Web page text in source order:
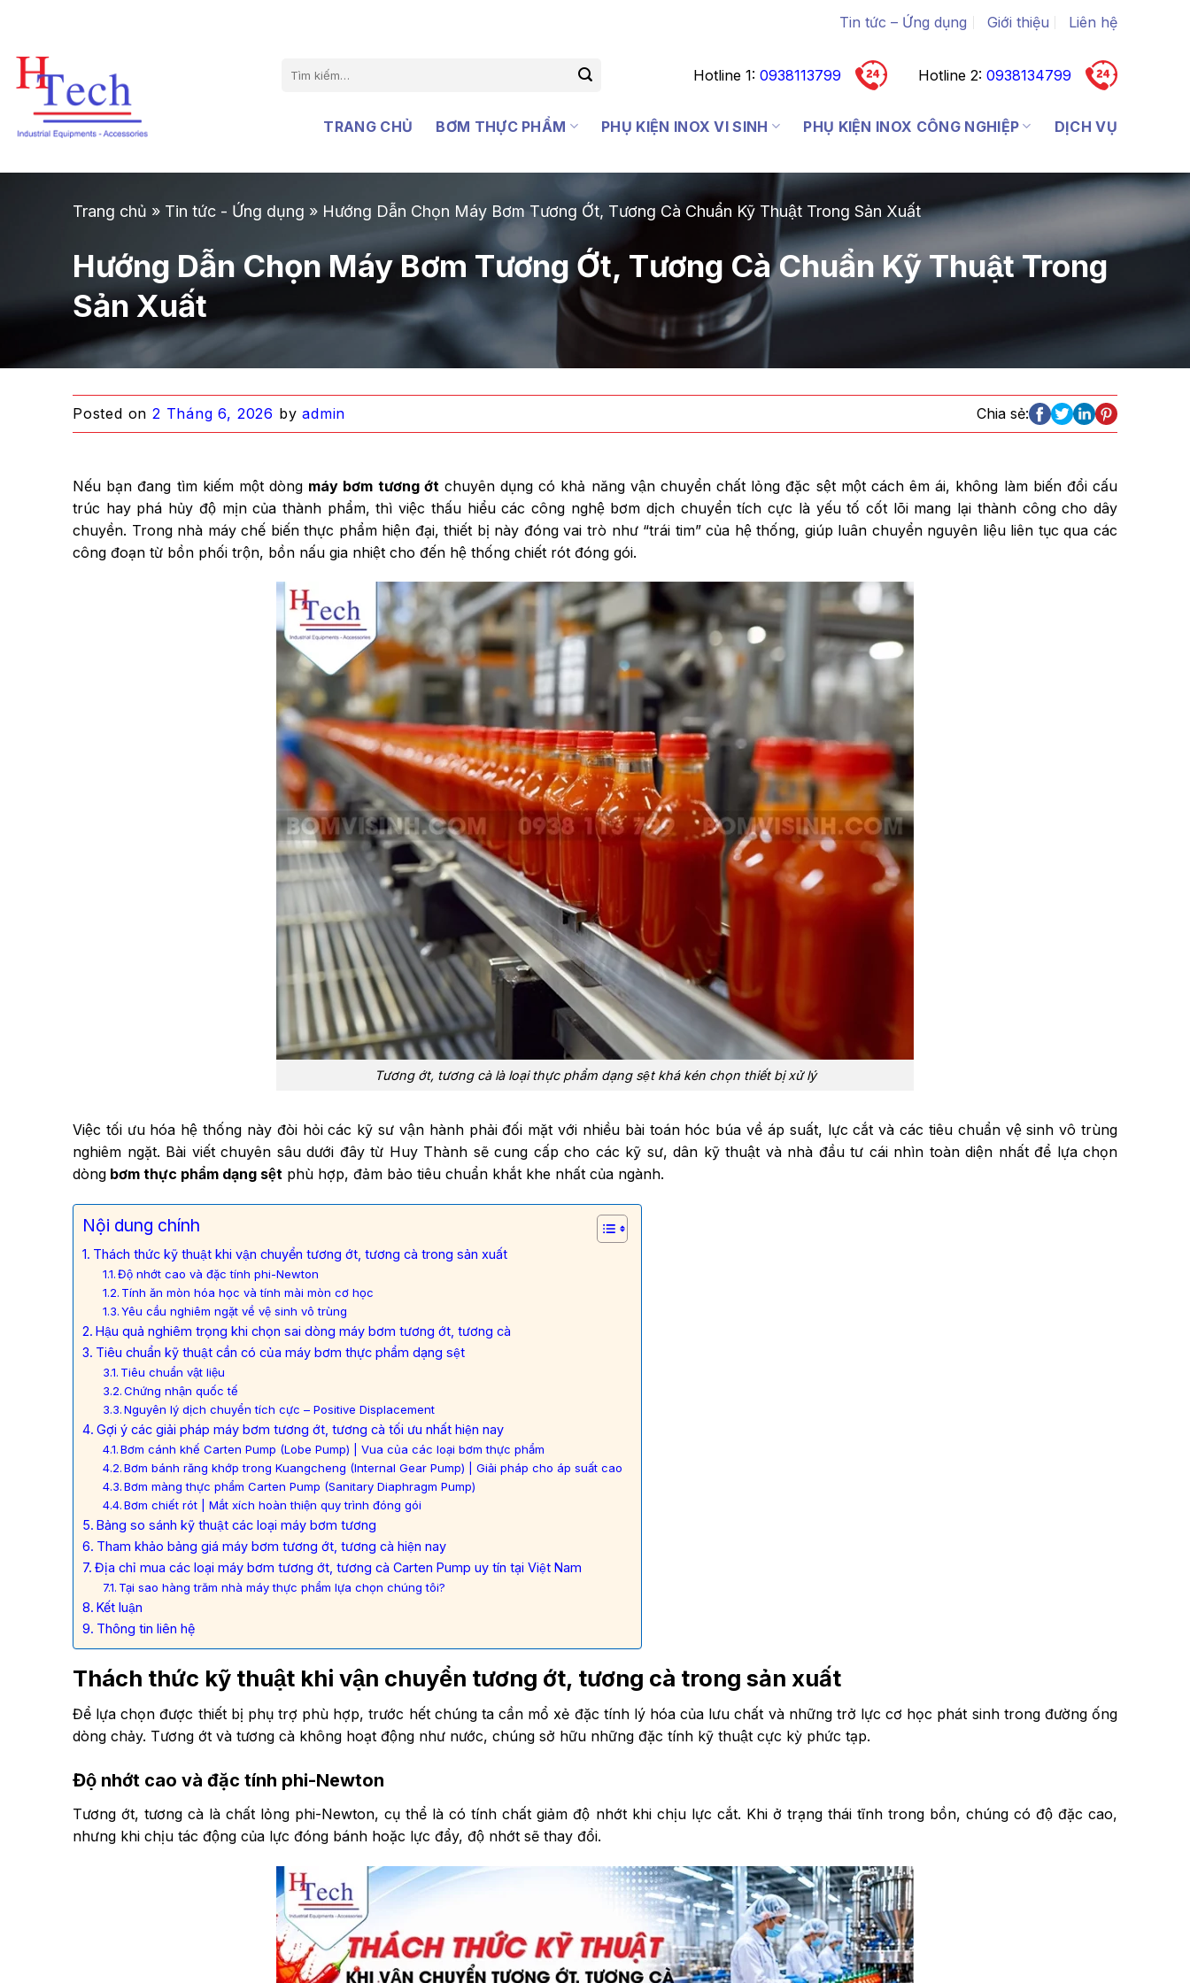
nội
dung
Tin tức – Ứng dụng Giới thiệu Liên hệ
kiếm:
Hotline 1:0938113799 Hotline 2: 0938134799
TRANG CHỦ BƠM THỰC PHẨM PHỤ KIỆN INOX VI SINH PHỤ KIỆN INOX CÔNG NGHIỆP DỊCH VỤ
Trang chủ » Tin tức - Ứng dụng » Hướng Dẫn Chọn Máy Bơm Tương Ớt, Tương Cà Chuẩn Kỹ Thuật Trong Sản Xuất
Hướng Dẫn Chọn Máy Bơm Tương Ớt, Tương Cà Chuẩn Kỹ Thuật Trong
Sản Xuất
Posted on2 Tháng 6, 2026 byadmin Chia sẻ:
Nếu bạn đang tìm kiếm một dòng máy bơm tương ớt chuyên dụng có khả năng vận chuyển chất lỏng đặc sệt một cách êm ái, không làm biến đổi cấu
trúc hay phá hủy độ mịn của thành phẩm, thì việc thấu hiểu các công nghệ bơm dịch chuyển tích cực là yếu tố cốt lõi mang lại thành công cho dây
chuyền. Trong nhà máy chế biến thực phẩm hiện đại, thiết bị này đóng vai trò như “trái tim” của hệ thống, giúp luân chuyển nguyên liệu liên tục qua các
công đoạn từ bồn phối trộn, bồn nấu gia nhiệt cho đến hệ thống chiết rót đóng gói.
Tương ớt, tương cà là loại thực phẩm dạng sệt khá kén chọn thiết bị xử lý
Việc tối ưu hóa hệ thống này đòi hỏi các kỹ sư vận hành phải đối mặt với nhiều bài toán hóc búa về áp suất, lực cắt và các tiêu chuẩn vệ sinh vô trùng
nghiêm ngặt. Bài viết chuyên sâu dưới đây từ Huy Thành sẽ cung cấp cho các kỹ sư, dân kỹ thuật và nhà đầu tư cái nhìn toàn diện nhất để lựa chọn
dòng bơm thực phẩm dạng sệt phù hợp, đảm bảo tiêu chuẩn khắt khe nhất của ngành.
Nội dung chính
Thách thức kỹ thuật khi vận chuyển tương ớt, tương cà trong sản xuất
Độ nhớt cao và đặc tính phi-Newton
Tính ăn mòn hóa học và tính mài mòn cơ học
Yêu cầu nghiêm ngặt về vệ sinh vô trùng
Hậu quả nghiêm trọng khi chọn sai dòng máy bơm tương ớt, tương cà
Tiêu chuẩn kỹ thuật cần có của máy bơm thực phẩm dạng sệt
Tiêu chuẩn vật liệu
Chứng nhận quốc tế
Nguyên lý dịch chuyển tích cực – Positive Displacement
Gợi ý các giải pháp máy bơm tương ớt, tương cà tối ưu nhất hiện nay
Bơm cánh khế Carten Pump (Lobe Pump) | Vua của các loại bơm thực phẩm
Bơm bánh răng khớp trong Kuangcheng (Internal Gear Pump) | Giải pháp cho áp suất cao
Bơm màng thực phẩm Carten Pump (Sanitary Diaphragm Pump)
Bơm chiết rót | Mắt xích hoàn thiện quy trình đóng gói
Bảng so sánh kỹ thuật các loại máy bơm tương
Tham khảo bảng giá máy bơm tương ớt, tương cà hiện nay
Địa chỉ mua các loại máy bơm tương ớt, tương cà Carten Pump uy tín tại Việt Nam
Tại sao hàng trăm nhà máy thực phẩm lựa chọn chúng tôi?
Kết luận
Thông tin liên hệ
Thách thức kỹ thuật khi vận chuyển tương ớt, tương cà trong sản xuất
Để lựa chọn được thiết bị phụ trợ phù hợp, trước hết chúng ta cần mổ xẻ đặc tính lý hóa của lưu chất và những trở lực cơ học phát sinh trong đường ống
dòng chảy. Tương ớt và tương cà không hoạt động như nước, chúng sở hữu những đặc tính kỹ thuật cực kỳ phức tạp.
Độ nhớt cao và đặc tính phi-Newton
Tương ớt, tương cà là chất lỏng phi-Newton, cụ thể là có tính chất giảm độ nhớt khi chịu lực cắt. Khi ở trạng thái tĩnh trong bồn, chúng có độ đặc cao,
nhưng khi chịu tác động của lực đóng bánh hoặc lực đẩy, độ nhớt sẽ thay đổi.